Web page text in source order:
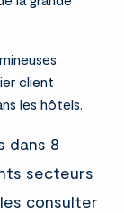
client
les hôtels.
dans 8
secteurs
consulter